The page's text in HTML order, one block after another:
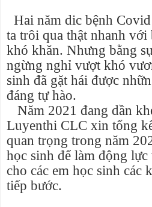
Hai năm dic bệnh
ta trôi qua thật nhanh với
khó khăn. Nhưng bằng
ngừng nghỉ vượt khó
sinh đã gặt hái được
đáng tự hào.
Năm 2021 đang dần
Luyenthi CLC xin tổng
quan trọng trong năm
học sinh để làm động lực
cho các em học sinh các
tiếp bước.